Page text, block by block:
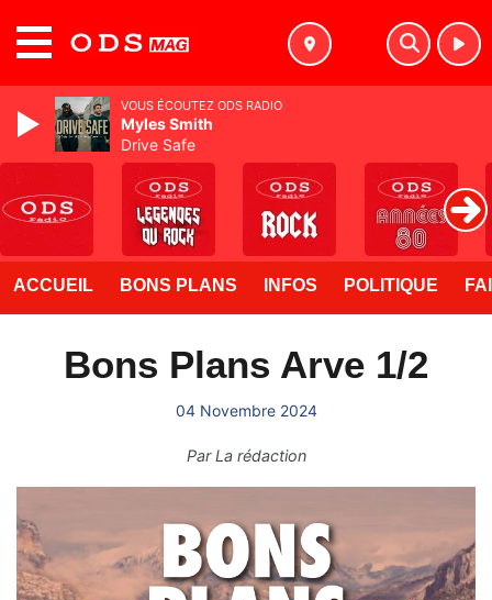
ACCUEIL BONS PLANS INFOS POLITIQUE
Bons Plans Arve 1/2
04 Novembre 2024
ParLa rédaction
VOUS ÉCOUTEZ ODS RADIO
Myles Smith
Drive Safe